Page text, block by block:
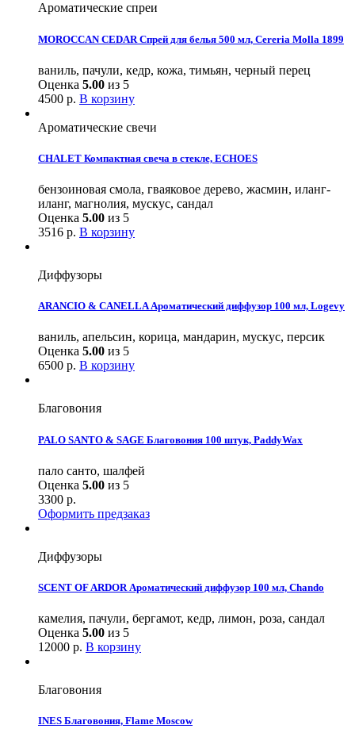
Ароматические спреи
MOROCCAN CEDAR Спрей для белья 500 мл, Cereria Molla 1899
ваниль, пачули, кедр, кожа, тимьян, черный перец
Оценка 5.00 из 5
4500 р. В корзину
Ароматические свечи
CHALET Компактная свеча в стекле, ECHOES
бензоиновая смола, гваяковое дерево, жасмин, иланг-
иланг, магнолия, мускус, сандал
Оценка 5.00 из 5
3516 р. В корзину
Диффузоры
ARANCIO & CANELLA Ароматический диффузор 100 мл, Logevy
ваниль, апельсин, корица, мандарин, мускус, персик
Оценка 5.00 из 5
6500 р. В корзину
Благовония
PALO SANTO & SAGE Благовония 100 штук, PaddyWax
пало санто, шалфей
Оценка 5.00 из 5
3300 р.
Оформить предзаказ
Диффузоры
SCENT OF ARDOR Ароматический диффузор 100 мл, Chando
камелия, пачули, бергамот, кедр, лимон, роза, сандал
Оценка 5.00 из 5
12000 р. В корзину
Благовония
INES Благовония, Flame Moscow